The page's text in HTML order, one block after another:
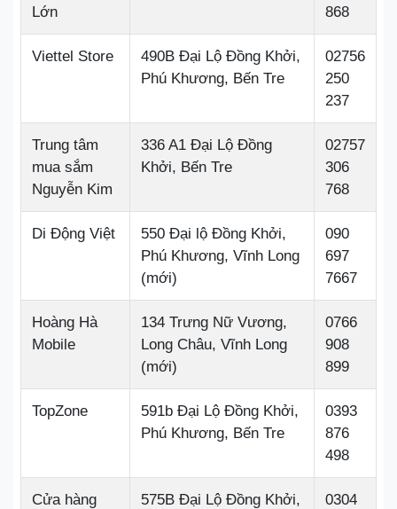
Lớn
868
Viettel Store
490B Đại Lộ Đồng Khởi,
Phú Khương, Bến Tre
02756
250
237
Trung tâm
mua sắm
Nguyễn Kim
336 A1 Đại Lộ Đồng
Khởi, Bến Tre
02757
306
768
Di Động Việt
550 Đại lộ Đồng Khởi,
Phú Khương, Vĩnh Long
(mới)
090
697
7667
Hoàng Hà
Mobile
134 Trưng Nữ Vương,
Long Châu, Vĩnh Long
(mới)
0766
908
899
TopZone
591b Đại Lộ Đồng Khởi,
Phú Khương, Bến Tre
0393
876
498
Cửa hàng
575B Đại Lộ Đồng Khởi,
0304